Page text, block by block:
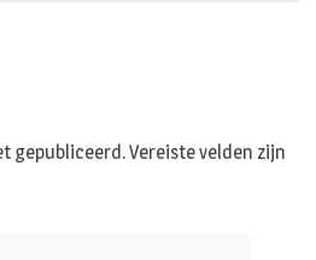
gepubliceerd.Vereiste velden zijn